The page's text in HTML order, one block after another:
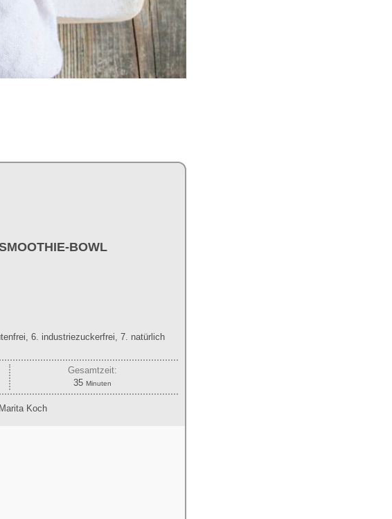
BOWL
6. industriezuckerfrei, 7. natürlich
Gesamtzeit:
35Minuten
Minuten
Marita Koch